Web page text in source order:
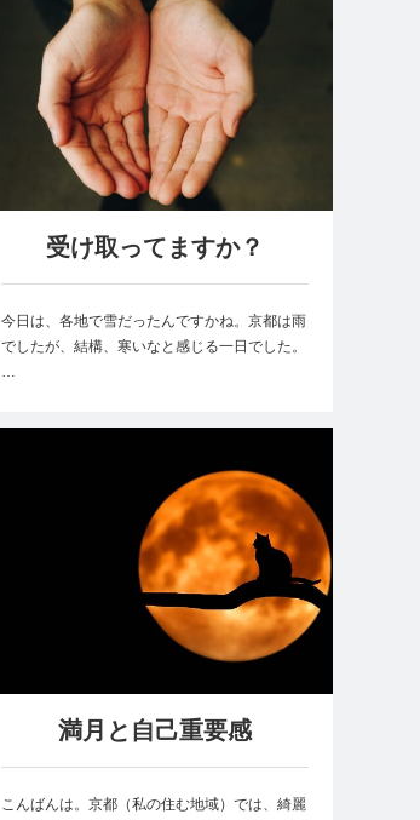
受け取ってますか？
今日は、各地で雪だったんですかね。京都は雨
でしたが、結構、寒いなと感じる一日でした。
…
満月と自己重要感
こんばんは。京都（私の住む地域）では、綺麗